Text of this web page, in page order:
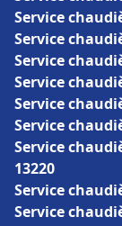
Service
Service
Service
Service
Service
Service
Service
13220
Service
Service